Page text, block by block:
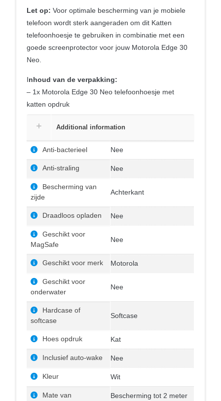
Let op: Voor optimale bescherming van je mobiele
telefoon wordt sterk aangeraden om dit Katten
telefoonhoesje te gebruiken in combinatie met een
goede screenprotector voor jouw Motorola Edge 30
Neo.
Inhoud van de verpakking:
– 1x Motorola Edge 30 Neo telefoonhoesje met
katten opdruk
Additional information
Anti-bacterieel Nee
Anti-straling Nee
Bescherming van
zijde
Achterkant
Draadloos opladen Nee
Geschikt voor
MagSafe
Nee
Geschikt voor merk Motorola
Geschikt voor
onderwater
Nee
Hardcase of
softcase
Softcase
Hoes opdruk Kat
Inclusief auto-wake Nee
Kleur Wit
Mate van Bescherming tot 2 meter